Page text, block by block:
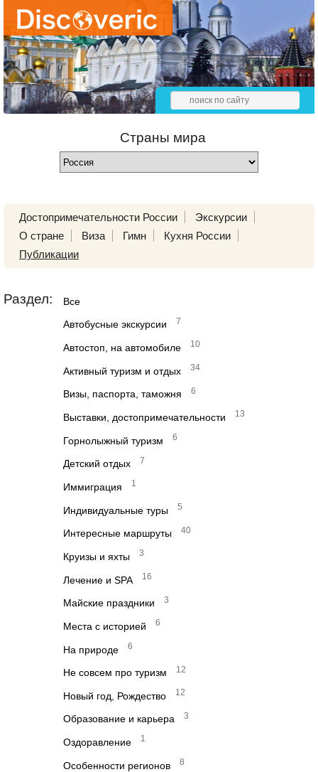
Страны мира
Достопримечательности России
Экскурсии
О стране
Виза Гимн
Кухня России
Публикации
Раздел: Все
Автобусные экскурсии 7
Автостоп, на автомобиле 10
Активный туризм и отдых 34
Визы, паспорта, таможня 6
Выставки, достопримечательности 13
Горнолыжный туризм 6
Детский отдых 7
Иммиграция 1
Индивидуальные туры 5
Интересные маршруты 40
Круизы и яхты 3
Лечение и SPA 16
Майские праздники 3
Места с историей 6
На природе 6
Не совсем про туризм 12
Новый год, Рождество 12
Образование и карьера 3
Оздоравление 1
Особенности регионов 8